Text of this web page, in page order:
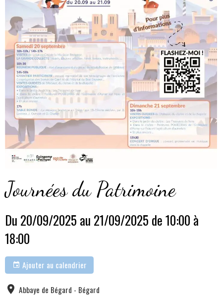
Journées du Patrimoine
Du 20/09/2025 au 21/09/2025 de 10:00 à
18:00
Ajouter au calendrier
Abbaye de Bégard - Bégard